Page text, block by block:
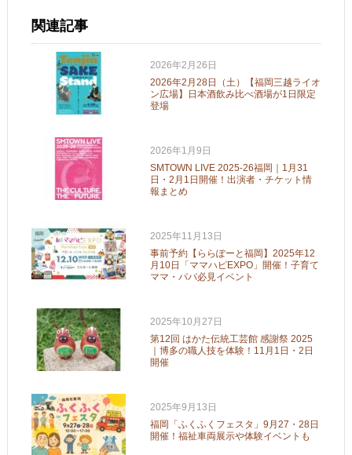
関連記事
2026年2月26日
2026年2月28日（土）【福岡三越ライオ
ン広場】日本酒飲み比べ酒場が1日限定
登場
2026年1月9日
SMTOWN LIVE 2025-26福岡｜1月31
日・2月1日開催！出演者・チケット情
報まとめ
2025年11月13日
事前予約【ららぽーと福岡】2025年12
月10日「ママハピEXPO」開催！子育て
ママ・パパ必見イベント
2025年10月27日
第12回 はかた伝統工芸館 感謝祭 2025
｜博多の職人技を体験！11月1日・2日
開催
2025年9月13日
福岡「ふくふくフェスタ」9月27・28日
開催！福祉車両展示や体験イベントも